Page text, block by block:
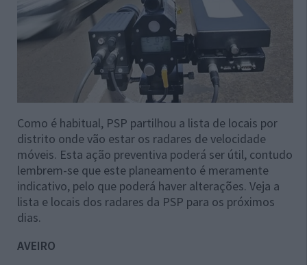
Como é habitual, PSP partilhou a lista de locais por
distrito onde vão estar os radares de velocidade
móveis. Esta ação preventiva poderá ser útil, contudo
lembrem-se que este planeamento é meramente
indicativo, pelo que poderá haver alterações. Veja a
lista e locais dos radares da PSP para os próximos
dias.
AVEIRO